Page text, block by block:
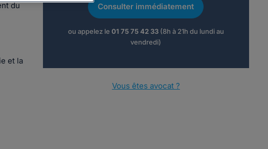
du
et la
Consulter immédiatement
ou appelez le 01 75 75 42 33(8h à 21h du lundi au
vendredi)
Vous êtes avocat ?